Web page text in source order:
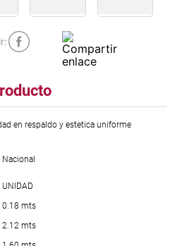
en respaldo y estetica uniforme
Nacional
UNIDAD
0.18 mts
2.12 mts